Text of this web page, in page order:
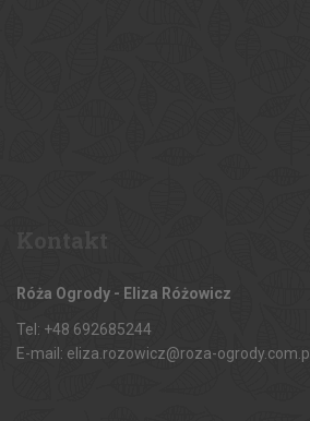
Róża Ogrody - Eliza Różowicz
Tel: +48 692685244
E-mail: eliza.rozowicz@roza-ogrody.com.pl